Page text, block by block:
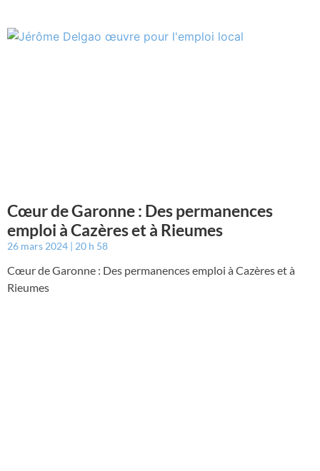
Cœur de Garonne : Des permanences
emploi à Cazères et à Rieumes
26 mars 2024 20 h 58
Cœur de Garonne : Des permanences emploi à Cazères et à
Rieumes